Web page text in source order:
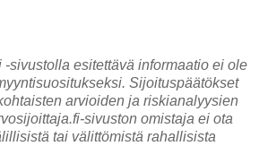
sivustolla esitettävä informaatio ei ole
Sijoituspäätökset
arvioiden ja riskianalyysien
sivuston omistaja ei ota
tai välittömistä rahallisista